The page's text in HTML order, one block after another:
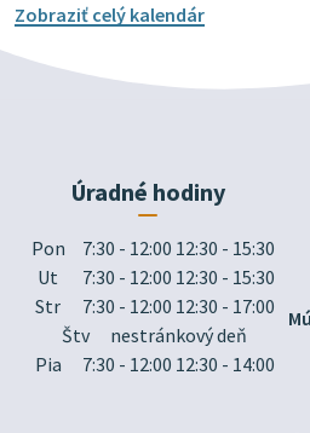
Zobraziť celý kalendár
Úradné hodiny
Pon
7:30 - 12:00 12:30 - 15:30
Ut
7:30 - 12:00 12:30 - 15:30
Str
7:30 - 12:00 12:30 - 17:00
Štv
nestránkový deň
Pia
7:30 - 12:00 12:30 - 14:00